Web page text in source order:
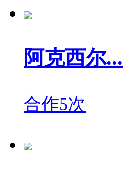
阿克西尔...
合作5次